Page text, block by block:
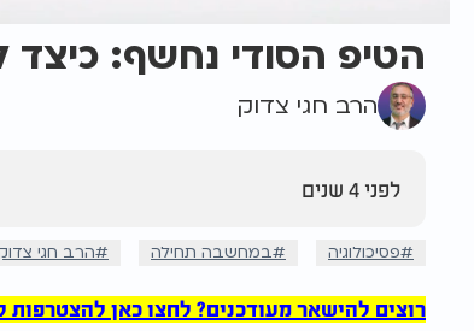
הטיפ הסודי נחשף: כיצד
הרב חגי צדוק
לפני 4 שנים
פסיכולוגיה במחשבה תחילה הרב חגי
רוצים להישאר מעודכנים? לחצו כאן להצטרפות